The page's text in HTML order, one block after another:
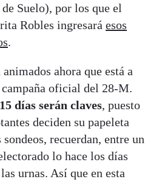
Suelo), por los que el
Robles ingresará esos
.
ahora que está a
oficial del 28-M.
15 días serán claves, puesto
deciden su papeleta
recuerdan, entre un
lo hace los días
urnas. Así que en esta